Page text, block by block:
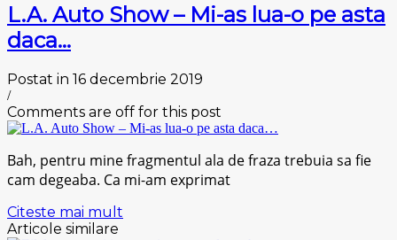
L.A. Auto Show – Mi-as lua-o pe asta
daca…
Postat in 16 decembrie 2019
/
Comments are off for this post
Bah, pentru mine fragmentul ala de fraza trebuia sa fie
cam degeaba. Ca mi-am exprimat
Citeste mai mult
Articole similare